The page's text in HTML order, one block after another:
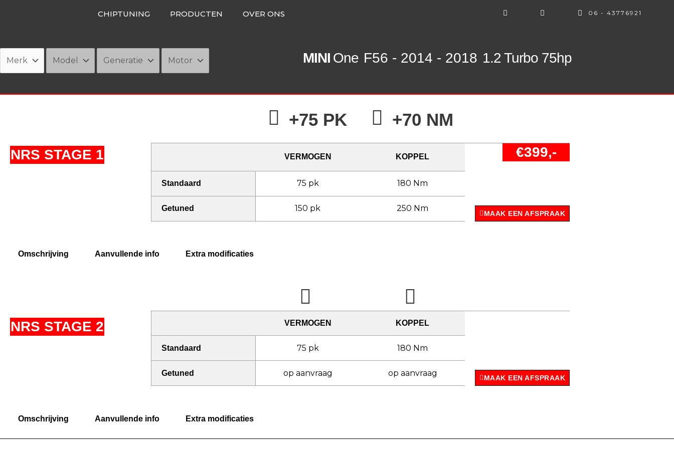
CHIPTUNING PRODUCTEN OVER ONS 06 - 43776921
MINI One F56 - 2014 - 2018 1.2 Turbo 75hp
NRS STAGE 1
+75 PK +70 NM
VERMOGEN KOPPEL €399,-
Standaard 75 pk 180 Nm
Getuned 150 pk 250 Nm
MAAK EEN AFSPRAAK
Omschrijving Aanvullende info Extra modificaties
NRS STAGE 2 VERMOGEN KOPPEL
Standaard 75 pk 180 Nm
Getuned op aanvraag op aanvraag
MAAK EEN AFSPRAAK
Omschrijving Aanvullende info Extra modificaties